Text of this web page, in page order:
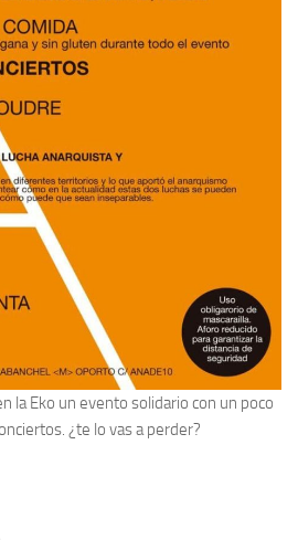
la Eko un evento solidario con un poco
¿te lo vas a perder?